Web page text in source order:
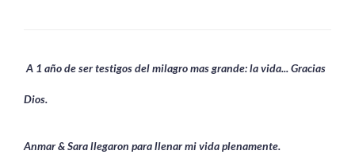
A 1 año de ser testigos del milagro mas grande: la vida... Gracias
Dios.
Anmar & Sara llegaron para llenar mi vida plenamente.